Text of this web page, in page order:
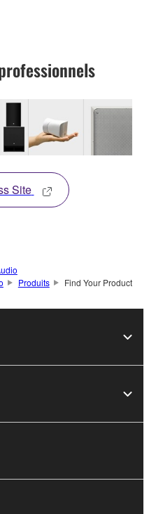
Site
Produits Find Your Product